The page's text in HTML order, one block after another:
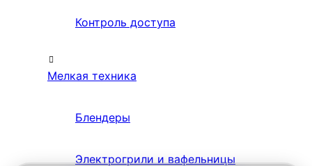
Контроль доступа
Мелкая техника
Блендеры
Электрогрили и вафельницы